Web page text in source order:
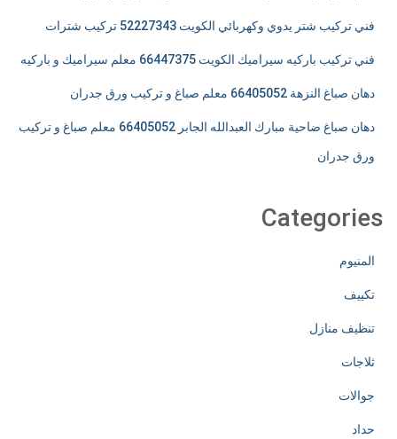
فني تركيب شتر يدوي وكهربائي الكويت 52227343 تركيب شترات
فني تركيب باركيه سيراميك الكويت 66447375 معلم سيراميك و باركيه
دهان صباغ النزهة 66405052 معلم صباغ و تركيب ورق جدران
دهان صباغ ضاحية مبارك العبدالله الجابر 66405052 معلم صباغ و تركيب
ورق جدران
Categories
المنيوم
تكييف
تنظيف منازل
ثلاجات
جوالات
حداد